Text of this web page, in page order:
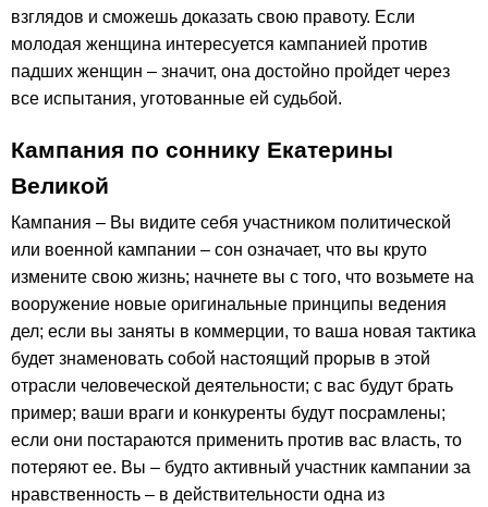
взглядов и сможешь доказать свою правоту. Если
молодая женщина интересуется кампанией против
падших женщин – значит, она достойно пройдет через
все испытания, уготованные ей судьбой.
Кампания по соннику Екатерины
Великой
Кампания – Вы видите себя участником политической
или военной кампании – сон означает, что вы круто
измените свою жизнь; начнете вы с того, что возьмете на
вооружение новые оригинальные принципы ведения
дел; если вы заняты в коммерции, то ваша новая тактика
будет знаменовать собой настоящий прорыв в этой
отрасли человеческой деятельности; с вас будут брать
пример; ваши враги и конкуренты будут посрамлены;
если они постараются применить против вас власть, то
потеряют ее. Вы – будто активный участник кампании за
нравственность – в действительности одна из